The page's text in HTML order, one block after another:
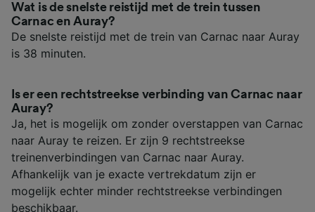
Wat is de snelste reistijd met de trein tussen
Carnac en Auray?
De snelste reistijd met de trein van Carnac naar Auray
is 38 minuten.
Is er een rechtstreekse verbinding van Carnac naar
Auray?
Ja, het is mogelijk om zonder overstappen van Carnac
naar Auray te reizen. Er zijn 9 rechtstreekse
treinenverbindingen van Carnac naar Auray.
Afhankelijk van je exacte vertrekdatum zijn er
mogelijk echter minder rechtstreekse verbindingen
beschikbaar.